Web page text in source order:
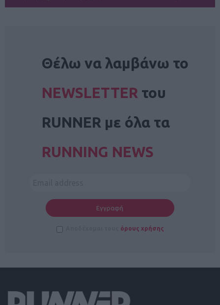
Θέλω να λαμβάνω το
NEWSLETTER του
RUNNER με όλα τα
RUNNING NEWS
όρους χρήσης